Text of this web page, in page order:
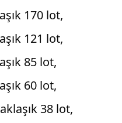
170 lot,
121 lot,
85 lot,
60 lot,
38 lot,